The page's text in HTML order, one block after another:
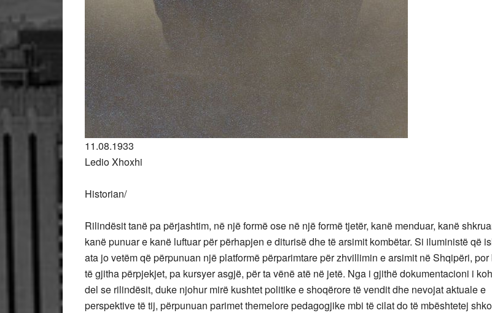
11.08.1933
Ledio Xhoxhi
Historian/
Rilindësit tanë pa përjashtim, në një formë ose në një formë tjetër, kanë menduar, kanë
kanë punuar e kanë luftuar për përhapjen e diturisë dhe të arsimit kombëtar. Si iluministë që
ata jo vetëm që përpunuan një platformë përparimtare për zhvillimin e arsimit në Shqipëri, por
të gjitha përpjekjet, pa kursyer asgjë, për ta vënë atë në jetë. Nga i gjithë dokumentacioni i
del se rilindësit, duke njohur mirë kushtet politike e shoqërore të vendit dhe nevojat aktuale e
perspektive të tij, përpunuan parimet themelore pedagogjike mbi të cilat do të mbështetej